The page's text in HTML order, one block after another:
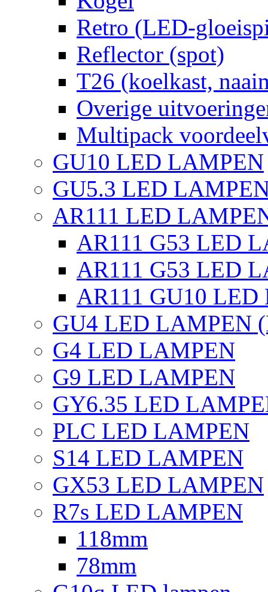
Retro (LED-
Reflector (spot)
T26 (koelkast,
Overige
Multipack
GU10 LED LAMPEN
GU5.3 LED
AR111 LED
AR111 G53 LED
AR111 G53 LED
AR111 GU10
GU4 LED LAMPEN
G4 LED LAMPEN
G9 LED LAMPEN
GY6.35 LED
PLC LED LAMPEN
S14 LED LAMPEN
GX53 LED LAMPEN
R7s LED LAMPEN
118mm
78mm